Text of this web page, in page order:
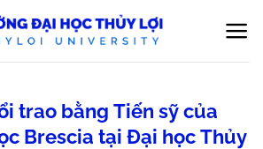
trao bằng Tiến sỹ của
Brescia tại Đại học Thủy